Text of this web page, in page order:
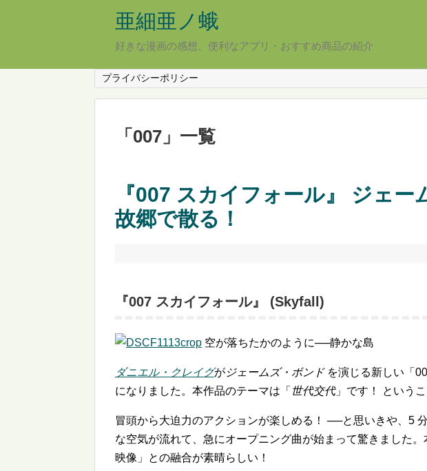
亜細亜ノ蛾
好きな漫画の感想、便利なアプリ・おすすめ商品の紹介
プライバシーポリシー
「 007 」 一覧
『007 スカイフォール』 ジェー
故郷で散る！
『007 スカイフォール』 (Skyfall)
空が落ちたかのように──静かな島
ダニエル・クレイグがジェームズ・ボンドを演じる新しい「
になりました。本作品のテーマは「 世代交代」です！ という
冒頭から大迫力のアクションが楽しめる！ ──と思いきや、5
な空気が流れて、急にオープニング曲が始まって驚きました
映像」との融合が素晴らしい！